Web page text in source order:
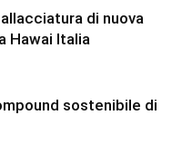
di nuova
Hawai Italia
sostenibile di